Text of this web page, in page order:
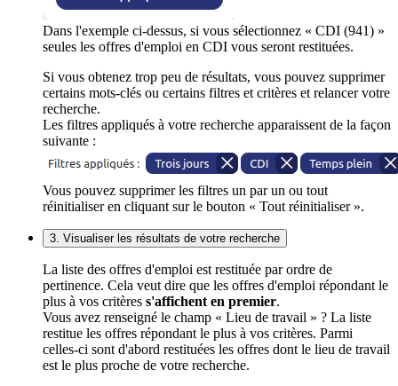
Dans l'exemple ci-dessus, si vous sélectionnez « CDI (941) »
seules les offres d'emploi en CDI vous seront restituées.
Si vous obtenez trop peu de résultats, vous pouvez supprimer
certains mots-clés ou certains filtres et critères et relancer votre
recherche.
Les filtres appliqués à votre recherche apparaissent de la façon
suivante :
Vous pouvez supprimer les filtres un par un ou tout
réinitialiser en cliquant sur le bouton « Tout réinitialiser ».
3. Visualiser les résultats de votre recherche
La liste des offres d'emploi est restituée par ordre de
pertinence. Cela veut dire que les offres d'emploi répondant le
plus à vos critères s'affichent en premier.
Vous avez renseigné le champ « Lieu de travail » ? La liste
restitue les offres répondant le plus à vos critères. Parmi
celles-ci sont d'abord restituées les offres dont le lieu de travail
est le plus proche de votre recherche.